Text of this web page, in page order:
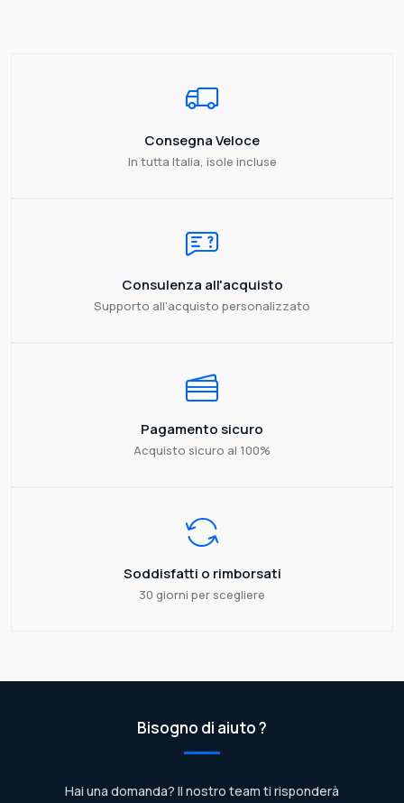
Consegna Veloce
In tutta Italia, isole incluse
Consulenza all'acquisto
Supporto all'acquisto personalizzato
Pagamento sicuro
Acquisto sicuro al 100%
Soddisfatti o rimborsati
30 giorni per scegliere
Bisogno di aiuto ?
Hai una domanda? Il nostro team ti risponderà